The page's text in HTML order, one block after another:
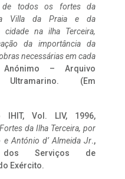
de todos os fortes da
Villa da Praia e da
cidade na ilha Terceira,
da importância da
necessárias em cada
– Arquivo
Ultramarino. (Em
IHIT, Vol. LIV, 1996,
da Ilha Terceira, por
e António d’ Almeida Jr.,
dos Serviços de
Exército.